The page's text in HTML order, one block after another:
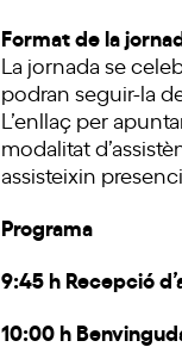
Format de la
La jornada se
podran seguir-la
L’enllaç per
modalitat
assisteixin
Programa
9:45 h Recepció
10:00 h